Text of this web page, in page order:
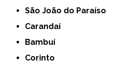
São João do Paraíso
Carandaí
Bambuí
Corinto